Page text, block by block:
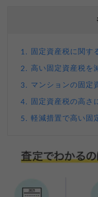
1. 固定資産税に関す
2. 高い固定資産税を
3. マンションの固定
4. 固定資産税の高さ
5. 軽減措置で高い固